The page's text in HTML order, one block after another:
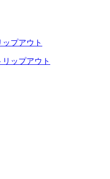
プアウト